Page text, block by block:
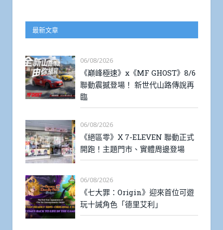
最新文章
06/08/2026
《巔峰極速》x《MF GHOST》8/6
聯動震撼登場！ 新世代山路傳說再
臨
06/08/2026
《絕區零》X 7-ELEVEN 聯動正式
開跑！主題門市、實體周邊登場
06/08/2026
《七大罪：Origin》迎來首位可遊
玩十誡角色「德里艾利」